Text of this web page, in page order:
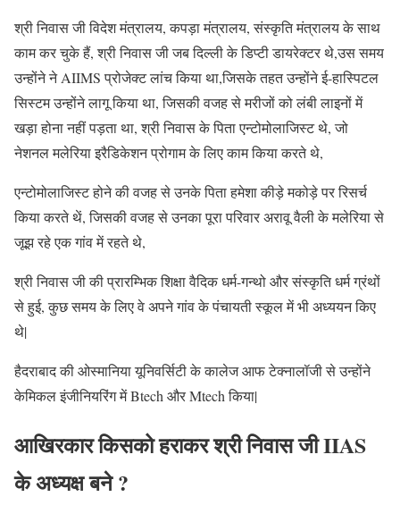
श्री निवास जी विदेश मंत्रालय, कपड़ा मंत्रालय, संस्कृति मंत्रालय के साथ
काम कर चुके हैं, श्री निवास जी जब दिल्ली के डिप्टी डायरेक्टर थे,उस समय
उन्होंने ने AIIMS प्रोजेक्ट लांच किया था,जिसके तहत उन्होंने ई-हास्पिटल
सिस्टम उन्होंने लागू किया था, जिसकी वजह से मरीजों को लंबी लाइनों में
खड़ा होना नहीं पड़ता था, श्री निवास के पिता एन्टोमोलाजिस्ट थे, जो
नेशनल मलेरिया इरैडिकेशन प्रोगाम के लिए काम किया करते थे,
एन्टोमोलाजिस्ट होने की वजह से उनके पिता हमेशा कीड़े मकोड़े पर रिसर्च
किया करते थें, जिसकी वजह से उनका पूरा परिवार अरावू वैली के मलेरिया से
जूझ रहे एक गांव में रहते थे,
श्री निवास जी की प्रारम्भिक शिक्षा वैदिक धर्म-गन्थो और संस्कृति धर्म ग्रंथों
से हुई, कुछ समय के लिए वे अपने गांव के पंचायती स्कूल में भी अध्ययन किए
थे|
हैदराबाद की ओस्मानिया यूनिवर्सिटी के कालेज आफ टेक्नालॉजी से उन्होंने
केमिकल इंजीनियरिंग में Btech और Mtech किया|
आखिरकार किसको हराकर श्री निवास जी IIAS
के अध्यक्ष बने ?